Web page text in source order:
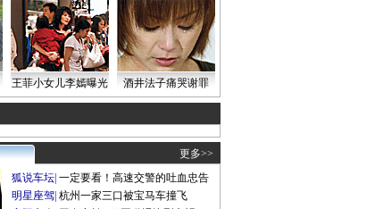
王菲小女儿李嫣曝光 酒井法子痛哭谢罪
更多>>
狐说车坛 一定要看！高速交警的吐血忠告
明星座驾 杭州一家三口被宝马车撞飞